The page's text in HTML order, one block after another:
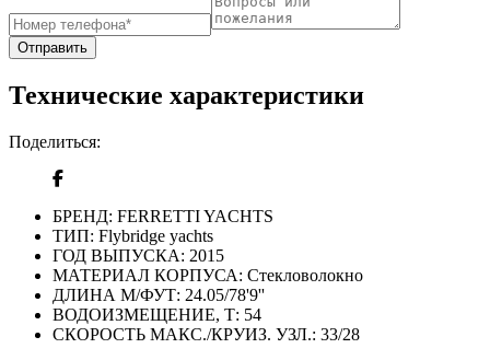
Отправить
Технические характеристики
Поделиться:
БРЕНД: FERRETTI YACHTS
ТИП: Flybridge yachts
ГОД ВЫПУСКА: 2015
МАТЕРИАЛ КОРПУСА: Стекловолокно
ДЛИНА М/ФУТ: 24.05/78'9''
ВОДОИЗМЕЩЕНИЕ, Т: 54
СКОРОСТЬ МАКС./КРУИЗ. УЗЛ.: 33/28